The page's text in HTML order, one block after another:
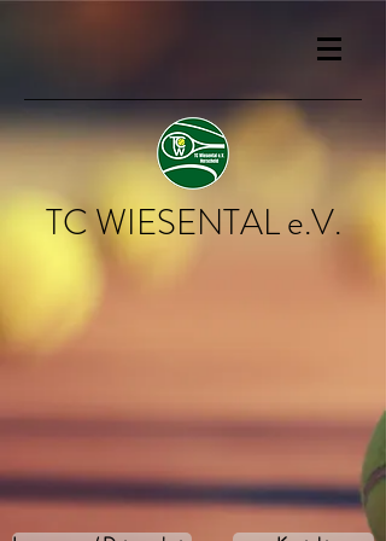
TC WIESENTAL e.V.